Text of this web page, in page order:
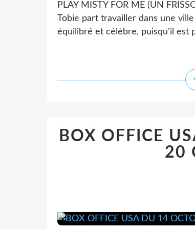
PLAY MISTY FOR ME (UN
Tobie part travailler dans une
équilibré et célèbre, puisqu'il est
BOX OFFICE
20